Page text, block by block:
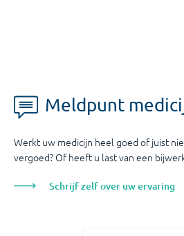
Meldpunt
Werkt uw medicijn heel goed of juist
vergoed? Of heeft u last van een
Schrijf zelf over uw ervaring